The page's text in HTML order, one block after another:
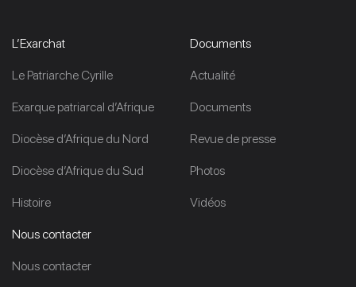
L’Exarchat
Le Patriarche Cyrille
Exarque patriarcal d’Afrique
Diocèse d’Afrique du Nord
Diocèse d’Afrique du Sud
Histoire
Documents
Actualité
Documents
Revue de presse
Photos
Vidéos
Nous contacter
Nous contacter